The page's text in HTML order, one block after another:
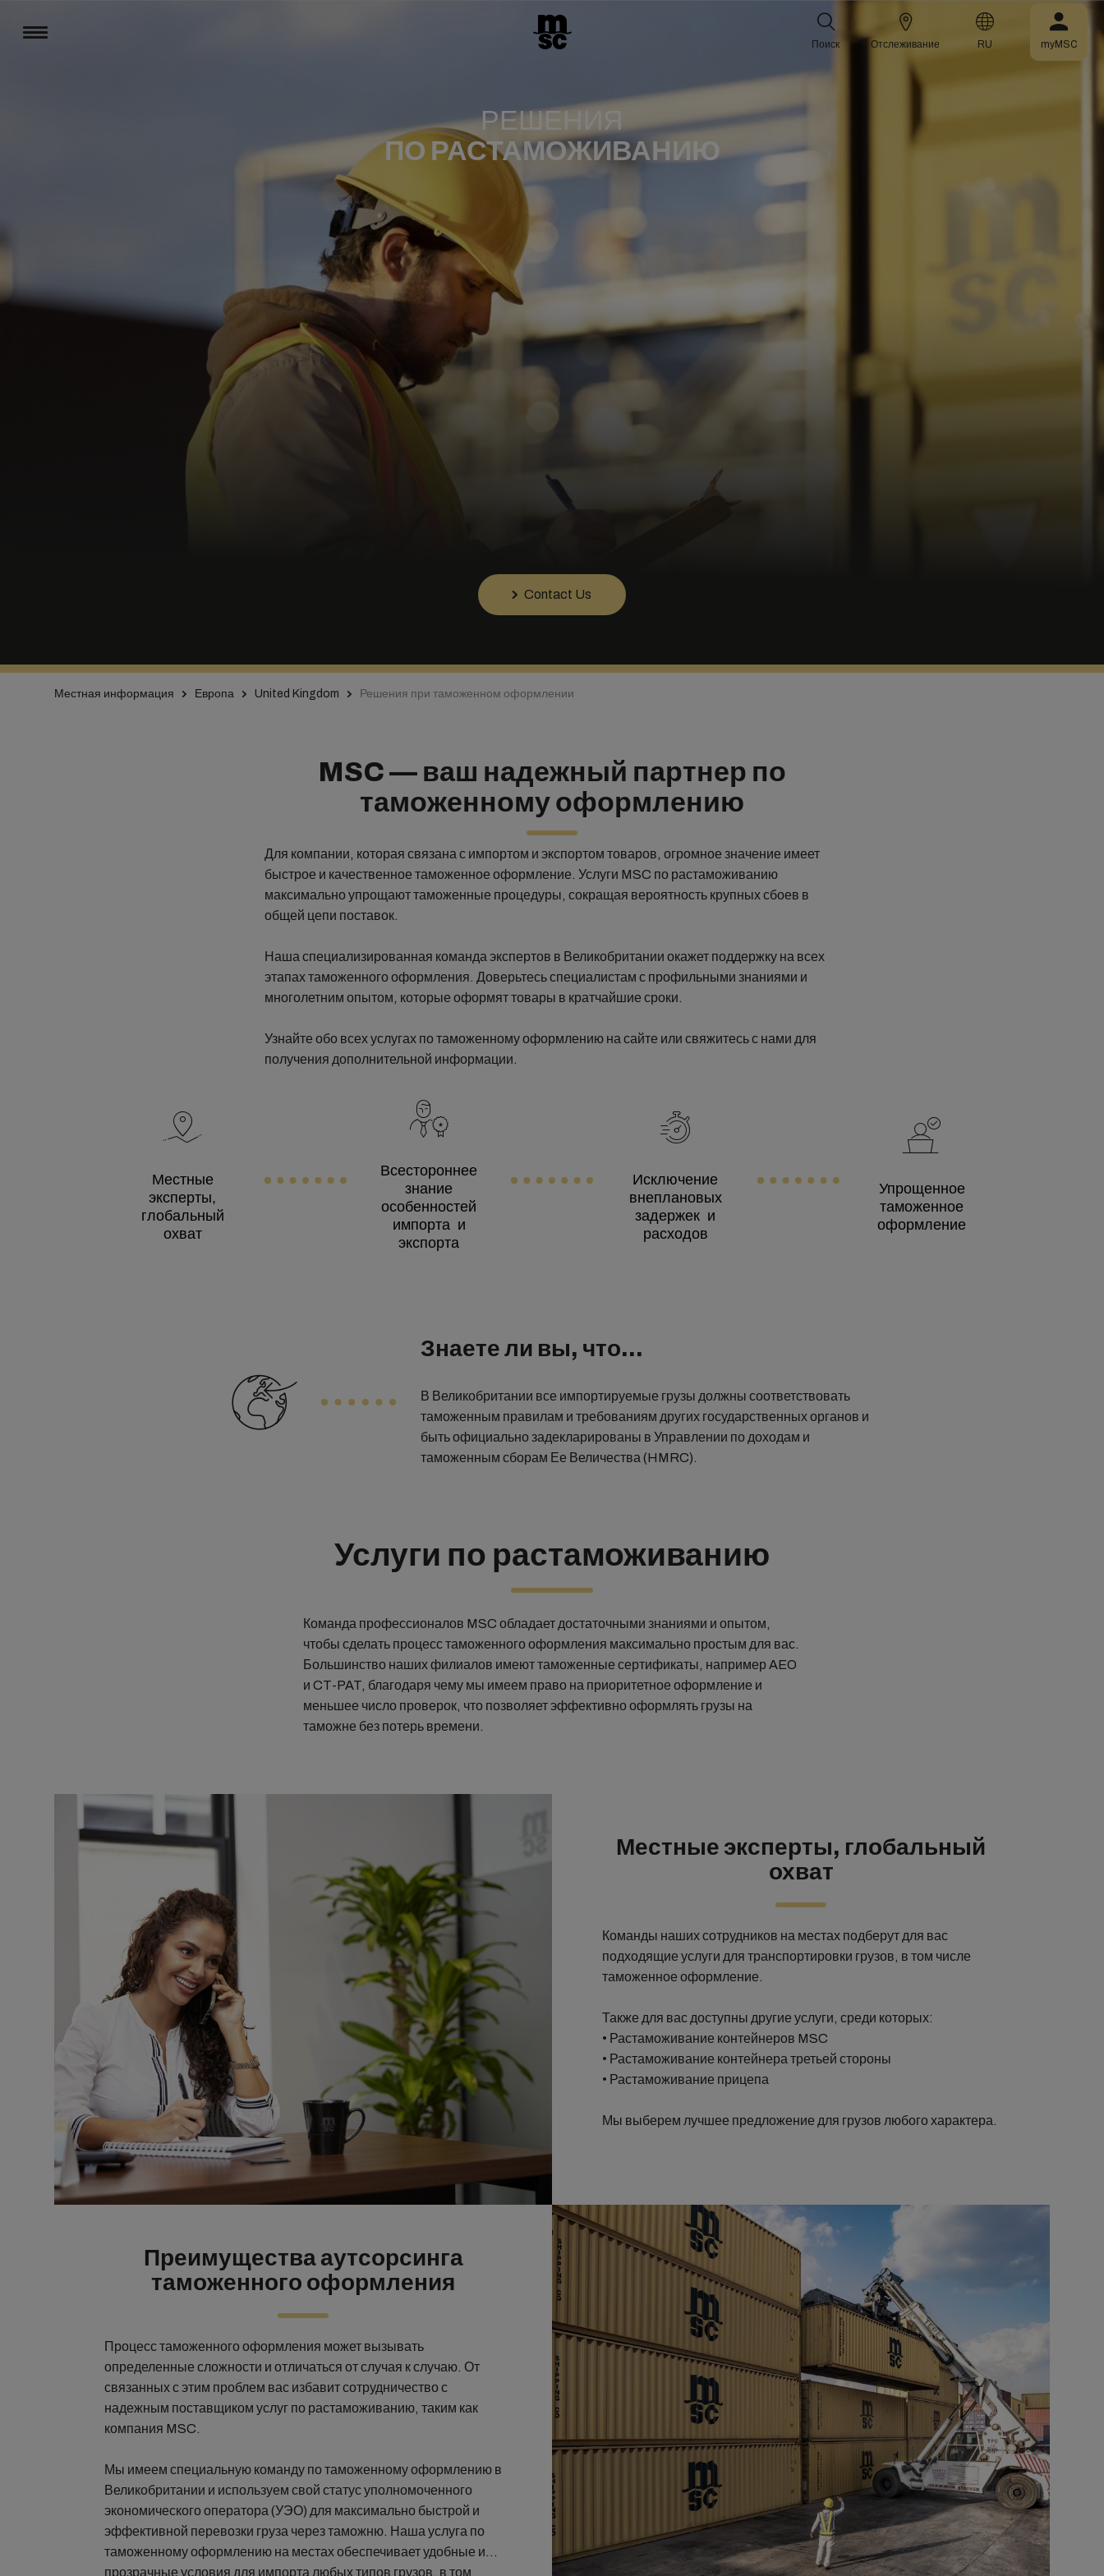
РЕШЕНИЯ
ПО РАСТАМОЖИВАНИЮ
Contact Us
Поиск Отслеживание RU myMSC
Местная информация Европа United Kingdom Решения при таможенном оформлении
MSC — ваш надежный партнер по
таможенному оформлению
Для компании, которая связана с импортом и экспортом товаров, огромное значение имеет
быстрое и качественное таможенное оформление. Услуги MSC по растаможиванию
максимально упрощают таможенные процедуры, сокращая вероятность крупных сбоев в
общей цепи поставок.
Наша специализированная команда экспертов в Великобритании окажет поддержку на всех
этапах таможенного оформления. Доверьтесь специалистам с профильными знаниями и
многолетним опытом, которые оформят товары в кратчайшие сроки.
Узнайте обо всех услугах по таможенному оформлению на сайте или свяжитесь с нами для
получения дополнительной информации.
Местные
эксперты,
глобальный
охват
Всестороннее
знание
особенностей
импорта и
экспорта
Исключение
внеплановых
задержек и
расходов
Упрощенное
таможенное
оформление
Знаете ли вы, что...
В Великобритании все импортируемые грузы должны соответствовать
таможенным правилам и требованиям других государственных органов и
быть официально задекларированы в Управлении по доходам и
таможенным сборам Ее Величества (HMRC).
Услуги по растаможиванию
Команда профессионалов MSC обладает достаточными знаниями и опытом,
чтобы сделать процесс таможенного оформления максимально простым для вас.
Большинство наших филиалов имеют таможенные сертификаты, например AEO
и CT-PAT, благодаря чему мы имеем право на приоритетное оформление и
меньшее число проверок, что позволяет эффективно оформлять грузы на
таможне без потерь времени.
Местные эксперты, глобальный
охват
Команды наших сотрудников на местах подберут для вас
подходящие услуги для транспортировки грузов, в том числе
таможенное оформление.
Также для вас доступны другие услуги, среди которых:
• Растаможивание контейнеров MSC
• Растаможивание контейнера третьей стороны
• Растаможивание прицепа
Мы выберем лучшее предложение для грузов любого характера.
Преимущества аутсорсинга
таможенного оформления
Процесс таможенного оформления может вызывать
определенные сложности и отличаться от случая к случаю. От
связанных с этим проблем вас избавит сотрудничество с
надежным поставщиком услуг по растаможиванию, таким как
компания MSC.
Мы имеем специальную команду по таможенному оформлению в
Великобритании и используем свой статус уполномоченного
экономического оператора (УЭО) для максимально быстрой и
эффективной перевозки груза через таможню. Наша услуга по
таможенному оформлению на местах обеспечивает удобные и
прозрачные условия для импорта любых типов грузов, в том